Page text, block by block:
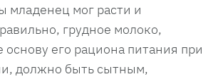
младенец мог расти и
грудное молоко,
его рациона питания при
должно быть сытным,